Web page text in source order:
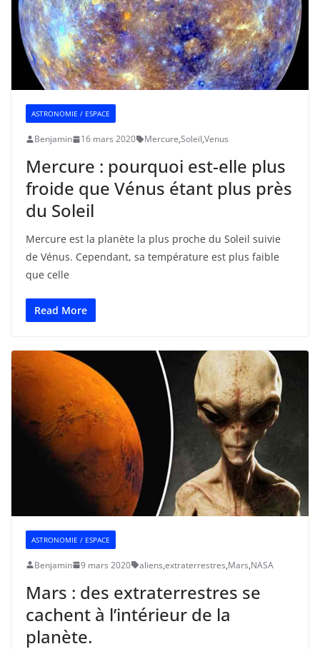
ASTRONOMIE / ESPACE
Benjamin 16 mars 2020 Mercure,Soleil,Venus
Mercure : pourquoi est-elle plus
froide que Vénus étant plus près
du Soleil
Mercure est la planète la plus proche du Soleil suivie
de Vénus. Cependant, sa température est plus faible
que celle
Read More
ASTRONOMIE / ESPACE
Benjamin 9 mars 2020 aliens,extraterrestres,Mars,NASA
Mars : des extraterrestres se
cachent à l’intérieur de la
planète.